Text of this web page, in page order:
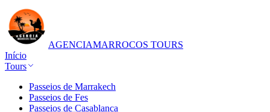
AGENCIAMARROCOS TOURS
Início
Tours
Passeios de Marrakech
Passeios de Fes
Passeios de Casablanca